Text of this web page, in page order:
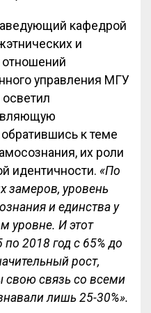
кафедрой
и
управления МГУ
к теме
их роли
идентичности. «По
замеров, уровень
и единства у
уровне. И этот
2018 год с 65% до
рост,
свою связь со всеми
лишь 25-30%».